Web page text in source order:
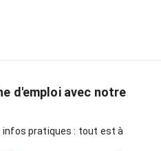
d'emploi avec notre
pratiques : tout est à